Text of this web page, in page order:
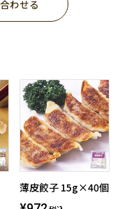
わせる
薄皮餃子 15g×40個